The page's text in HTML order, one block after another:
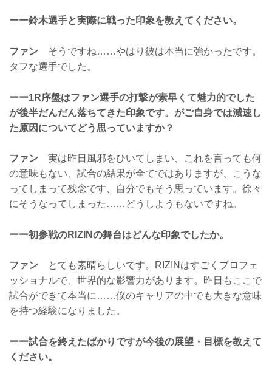
ーー鈴木選手と実際に戦った印象を教えてください。
ファン そうですね……やはり彼は本当に強かったです。
タフな選手でした。
ーー1R序盤はファン選手の打撃が素早くて魅力的でした
が後半だんだん落ちてきた印象です。がご自身では減速し
た原因についてどう思っていますか？
ファン 実は昨日風邪をひいてしまい、これを言っても何
の意味もない、試合の結果が全てではありますが、こうな
ってしまって残念です、自分でもそう思っています。徐々
にそうなってしまった……どうしようもないですね。
ーー初参戦のRIZINの舞台はどんな印象でしたか。
ファン とても素晴らしいです。RIZINはすごくプロフェ
ッショナルで、世界的な影響力があります。昨日もここで
試合ができて本当に……僕のキャリアの中でも大きな意味
を持つ経験になりました。
ーー試合を終えたばかりですが今後の展望・目標を教えて
ください。